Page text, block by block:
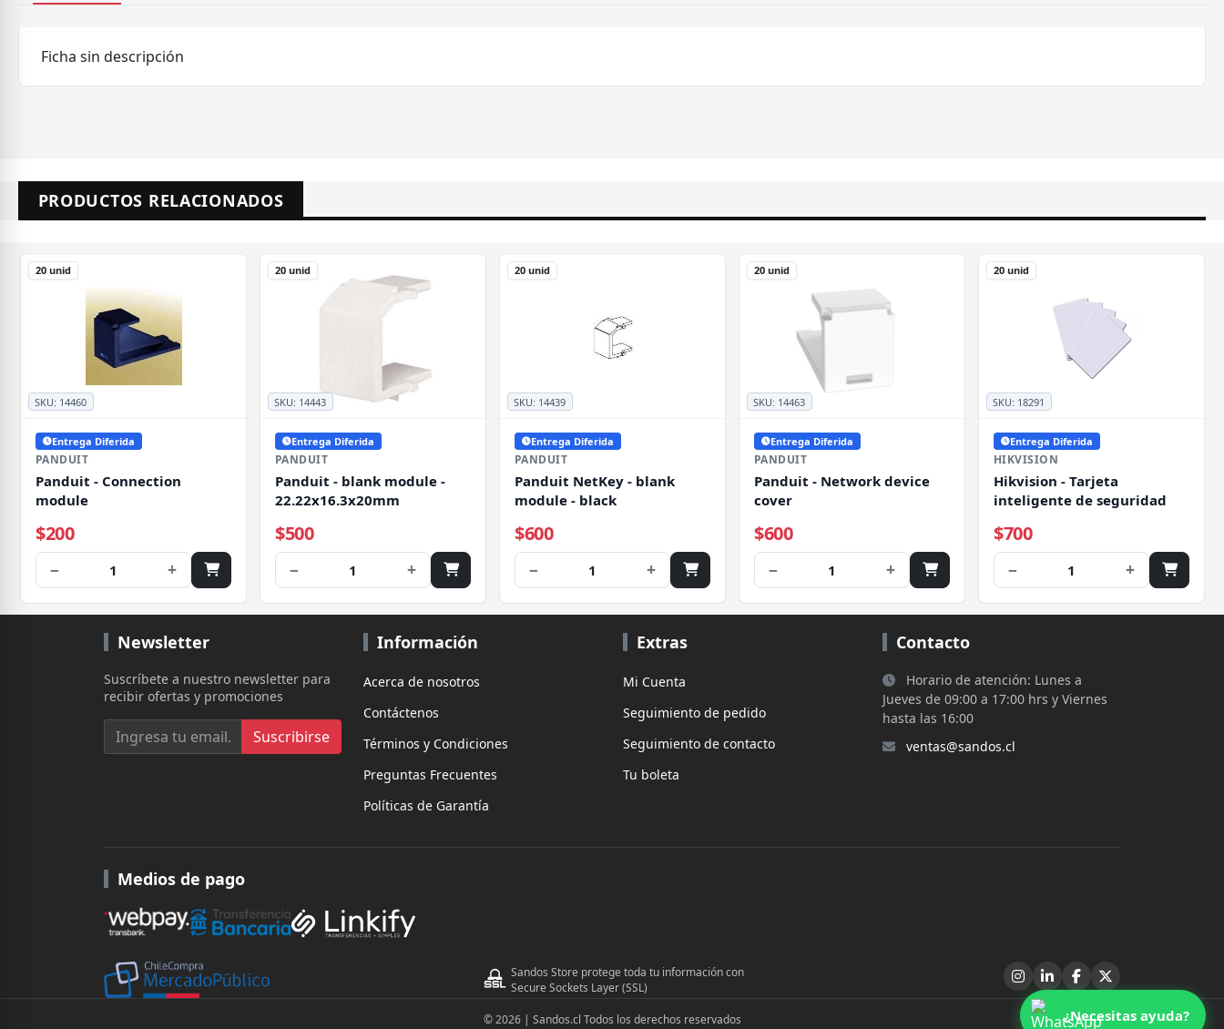
¿Necesitas ayuda?
Ficha sin descripción
PRODUCTOS RELACIONADOS
SKU: 14460
20 unid
Entrega Diferida
PANDUIT
Panduit - Connection
module
$200
− 1 +
SKU: 14443
20 unid
Entrega Diferida
PANDUIT
Panduit - blank module -
22.22x16.3x20mm
$500
− 1 +
SKU: 14439
20 unid
Entrega Diferida
PANDUIT
Panduit NetKey - blank
module - black
$600
− 1 +
SKU: 14463
20 unid
Entrega Diferida
PANDUIT
Panduit - Network device
cover
$600
− 1 +
SKU: 18291
20 unid
Entrega Diferida
HIKVISION
Hikvision - Tarjeta
inteligente de seguridad
$700
− 1 +
Newsletter
Suscríbete a nuestro newsletter para
recibir ofertas y promociones
Suscribirse
Información
Acerca de nosotros
Contáctenos
Términos y Condiciones
Preguntas Frecuentes
Políticas de Garantía
Extras
Mi Cuenta
Seguimiento de pedido
Seguimiento de contacto
Tu boleta
Contacto
Horario de atención: Lunes a
Jueves de 09:00 a 17:00 hrs y Viernes
hasta las 16:00
ventas@sandos.cl
Medios de pago
Sandos Store protege toda tu información con
Secure Sockets Layer (SSL)
© 2026 | Sandos.cl Todos los derechos reservados